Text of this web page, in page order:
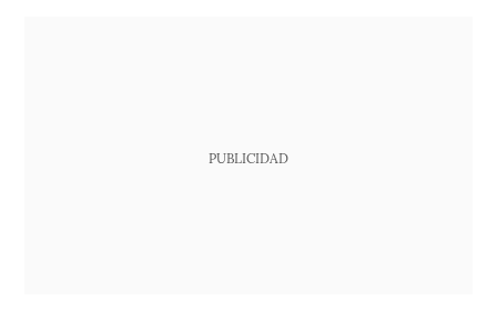
PUBLICIDAD